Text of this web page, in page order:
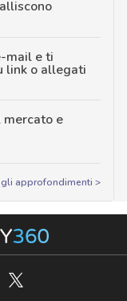
mail e ti
link o allegati
mercato e
approfondimenti >